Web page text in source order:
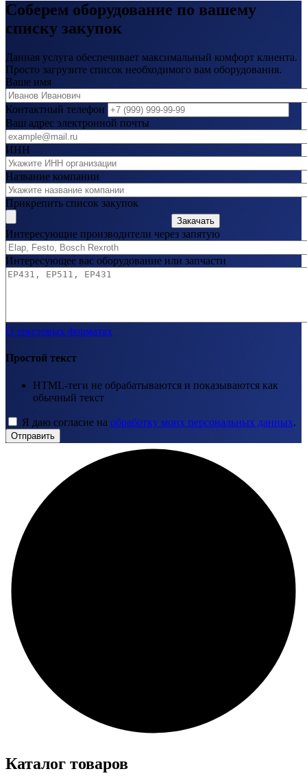
Соберем оборудование по вашему
списку закупок
Данная услуга обеспечивает максимальный комфорт клиента.
Просто загрузите список необходимого вам оборудования.
Ваше имя
Контактный телефон
Ваш адрес электронной почты
ИНН
Название компании
Прикрепить список закупок
Закачать
Интересующие производители через запятую
Интересующее вас оборудование или запчасти
О текстовых форматах
Простой текст
HTML-теги не обрабатываются и показываются как
обычный текст
Я даю согласие на обработку моих персональных данных.
Отправить
Каталог товаров